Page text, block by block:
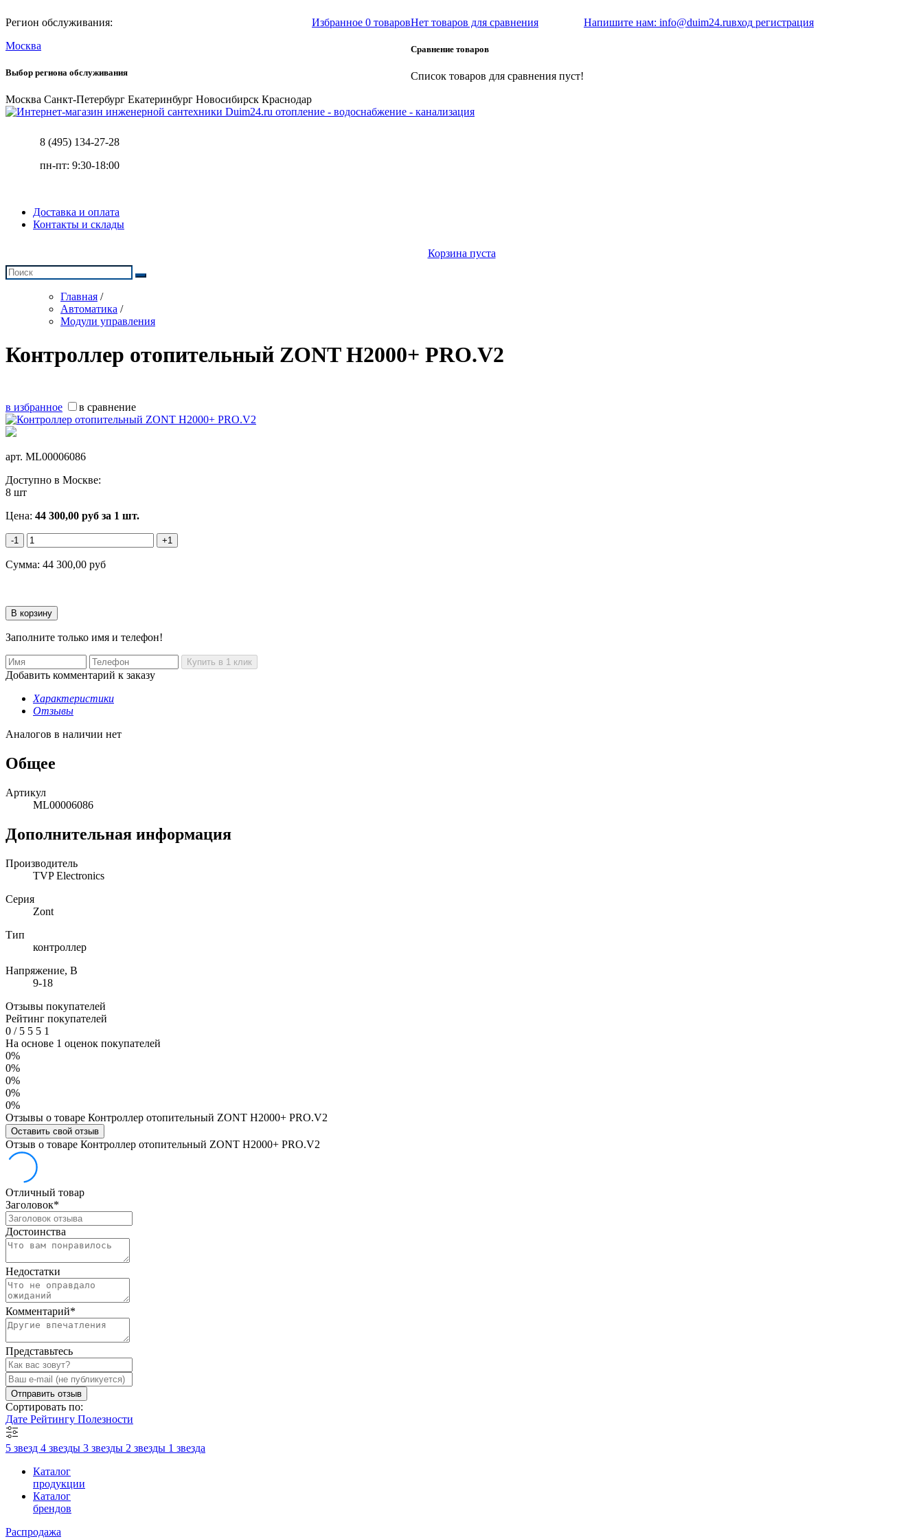
Регион обслуживания:
Москва
Выбор региона обслуживания
Москва Санкт-Петербург Екатеринбург Новосибирск Краснодар
Избранное 0 товаровНет товаров для сравнения
Сравнение товаров
Список товаров для сравнения пуст!
Напишите нам: info@duim24.ruвход регистрация
отопление - водоснабжение - канализация
8 (495) 134-27-28
пн-пт: 9:30-18:00
Доставка и оплата
Контакты и склады
Корзина пуста
Главная /
Автоматика /
Модули управления
Контроллер отопительный ZONT H2000+ PRO.V2
в избранное в сравнение
арт. ML00006086
Доступно в Москве:
8 шт
Цена: 44 300,00 руб за 1 шт.
-1 +1
Сумма: 44 300,00 руб
Заполните только имя и телефон!
Добавить комментарий к заказу
Характеристики
Отзывы
Аналогов в наличии нет
Общее
Артикул
ML00006086
Дополнительная информация
Производитель
TVP Electronics
Серия
Zont
Тип
контроллер
Напряжение, В
9-18
Отзывы покупателей
Рейтинг покупателей
0 /5 5 5 1
На основе 1 оценок покупателей
0%
0%
0%
0%
0%
Отзывы о товаре Контроллер отопительный ZONT H2000+ PRO.V2
Оставить свой отзыв
Отзыв о товаре Контроллер отопительный ZONT H2000+ PRO.V2
Отличный товар
Заголовок*
Достоинства
Недостатки
Комментарий*
Представьтесь
Отправить отзыв
Сортировать по:
Дате Рейтингу Полезности
5 звезд 4 звезды 3 звезды 2 звезды 1 звезда
Каталог
продукции
Каталог
брендов
Распродажа